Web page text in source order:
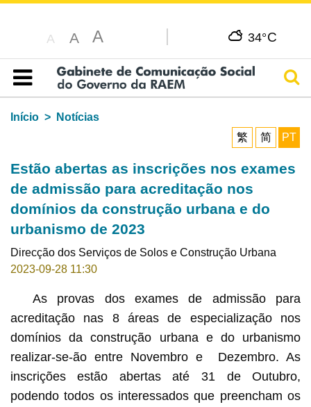
A A A 34°C
Índice
Início
Notícias
繁
简 PT
Estão abertas as inscrições nos exames
de admissão para acreditação nos
domínios da construção urbana e do
urbanismo de 2023
Direcção dos Serviços de Solos e Construção Urbana
2023-09-28 11:30
As provas dos exames de admissão para
acreditação nas 8 áreas de especialização nos
domínios da construção urbana e do urbanismo
realizar-se-ão entre Novembro e Dezembro. As
inscrições estão abertas até 31 de Outubro,
podendo todos os interessados que preencham os